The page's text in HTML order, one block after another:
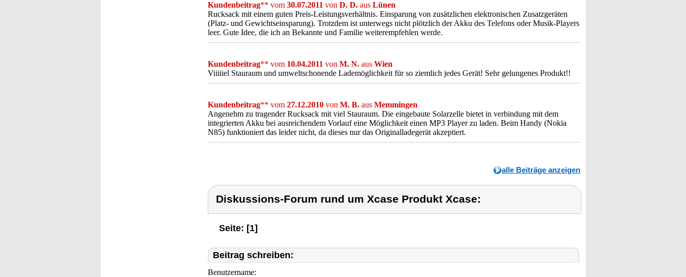
Kundenbeitrag** vom 30.07.2011 von D. D. aus Lünen
Rucksack mit einem guten Preis-Leistungsverhältnis. Einsparung von zusätzlichen elektronischen Zusatzgeräten
(Platz- und Gewichtseinsparung). Trotzdem ist unterwegs nicht plötzlich der Akku des Telefons oder Musik-Players
leer. Gute Idee, die ich an Bekannte und Familie weiterempfehlen werde.
Kundenbeitrag** vom 10.04.2011 von M. N. aus Wien
Viiiiiel Stauraum und umweltschonende Lademöglichkeit für so ziemlich jedes Gerät! Sehr gelungenes Produkt!!
Kundenbeitrag** vom 27.12.2010 von M. B. aus Memmingen
Angenehm zu tragender Rucksack mit viel Stauraum. Die eingebaute Solarzelle bietet in verbindung mit dem
integrierten Akku bei ausreichendem Vorlauf eine Möglichkeit einen MP3 Player zu laden. Beim Handy (Nokia
N85) funktioniert das leider nicht, da dieses nur das Originalladegerät akzeptiert.
alle Beiträge anzeigen
Diskussions-Forum rund um Xcase Produkt Xcase:
Seite: [1]
Beitrag schreiben:
Benutzername: